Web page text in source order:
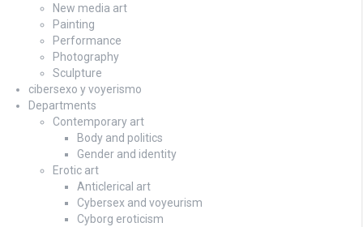
New media art
Painting
Performance
Photography
Sculpture
cibersexo y voyerismo
Departments
Contemporary art
Body and politics
Gender and identity
Erotic art
Anticlerical art
Cybersex and voyeurism
Cyborg eroticism